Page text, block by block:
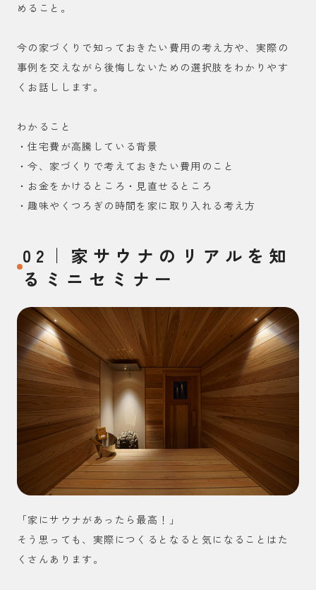
めること。
今の家づくりで知っておきたい費用の考え方や、実際の
事例を交えながら後悔しないための選択肢をわかりやす
くお話しします。
わかること
・住宅費が高騰している背景
・今、家づくりで考えておきたい費用のこと
・お金をかけるところ・見直せるところ
・趣味やくつろぎの時間を家に取り入れる考え方
02｜家サウナのリアルを知
るミニセミナー
「家にサウナがあったら最高！」
そう思っても、実際につくるとなると気になることはた
くさんあります。